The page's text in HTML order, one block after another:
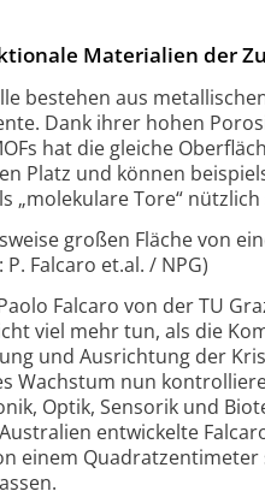
Mate­ri­a­lien der
bestehen aus
Dank ihrer hohen
hat die gleiche
Platz und können
„mole­ku­lare Tore“ nützlich
großen Fläche von
Falcaro et.al. / NPG)
Falcaro von der TU
viel mehr tun, als die
und Aus­rich­tung der
Wachs­tum nun
Optik, Senso­rik und
ent­wickelte
einem